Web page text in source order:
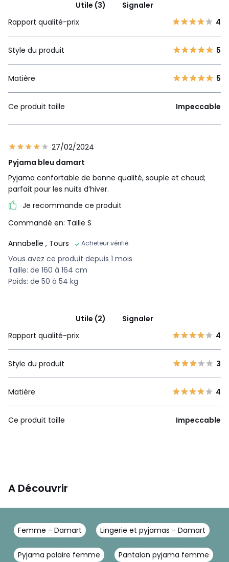
Utile (3)
Signaler
Rapport qualité-prix
4
Style du produit 5
Matière 5
Ce produit taille Impeccable
27/02/2024
Pyjama bleu damart
Pyjama confortable de bonne qualité, souple et chaud;
parfait pour les nuits d’hiver.
Je recommande ce produit
Commandé en: Taille S
Annabelle , Tours Acheteur vérifié
Vous avez ce produit depuis 1 mois
Taille: de 160 à 164 cm
Poids: de 50 à 54 kg
Utile (2)
Signaler
Rapport qualité-prix
4
Style du produit 3
Matière 4
Ce produit taille Impeccable
A Découvrir
Femme - Damart Lingerie et pyjamas - Damart
Pyjama polaire femme Pantalon pyjama femme